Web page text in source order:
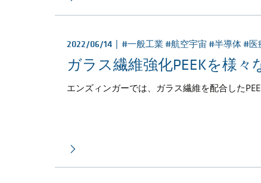
2022/06/14 | #一般工業 #航空宇宙 #半導体 #
ガラス繊維強化PEEKを様々
エンズィンガーでは、ガラス繊維を配合した